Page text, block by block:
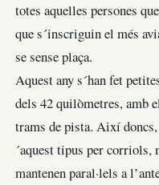
totes aquelles persones
que s´inscriguin el més
se sense plaça.
Aquest any s´han fet
dels 42 quilòmetres, amb
trams de pista. Així
´aquest tipus per
mantenen paral·lels a